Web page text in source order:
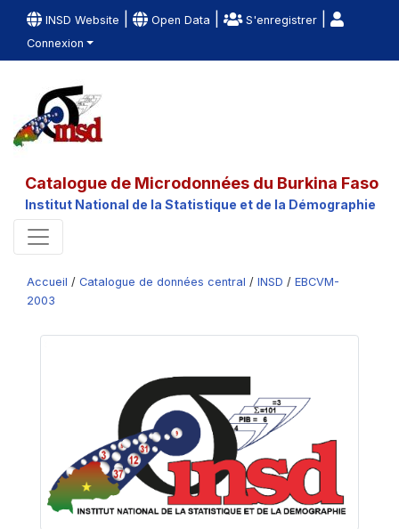
INSD Website Open Data S'enregistrer
Connexion
Catalogue de Microdonnées du Burkina Faso
Institut National de la Statistique et de la Démographie
Accueil / Catalogue de données central / INSD / EBCVM-
2003